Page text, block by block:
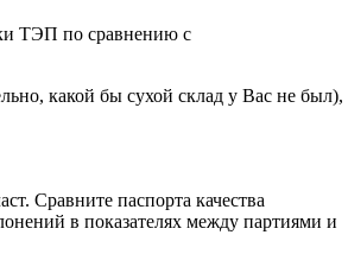
ТЭП по сравнению с
какой бы сухой склад у Вас не был),
Сравните паспорта качества
в показателях между партиями и